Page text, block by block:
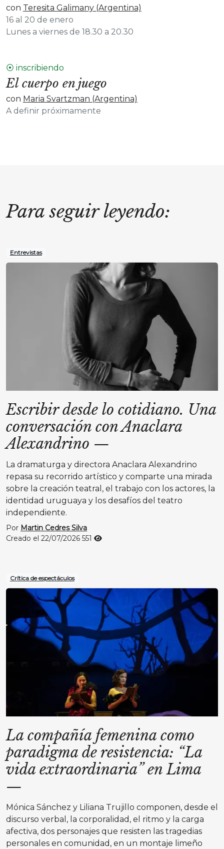
con Teresita Galimany (Argentina)
16 al 20 de enero
Lunes a viernes de 18.30 a 20.30
⦿ inscribiendo
El cuerpo en juego
con Maria Svartzman (Argentina)
A definir próximamente
Para seguir leyendo:
Entrevistas
Escribir desde lo cotidiano. Una
conversación con Anaclara
Alexandrino —
La dramaturga y directora Anaclara Alexandrino
repasa su recorrido artístico y comparte una mirada
sobre la creación teatral, el trabajo con los actores, la
identidad uruguaya y los desafíos del teatro
independiente.
Por Martin Cedres Silva
Creado el 22/07/2026 551
Crítica de espectáculos
La compañía femenina como
paradigma de resistencia: “La
vida extraordinaria” en Lima
—
Mónica Sánchez y Liliana Trujillo componen, desde el
discurso verbal, la corporalidad, el ritmo y la carga
afectiva, dos personajes que resisten las tragedias
personales en comunidad, en un montaje limeño